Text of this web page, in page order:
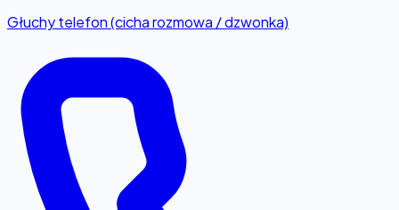
Głuchy telefon (cicha rozmowa / dzwonka)